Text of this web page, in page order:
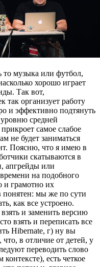
то музыка или футбол,
хорошо играет
Так вот,
так организует работу
и эффективно подтянуть
средней
самое слабое
не будет заниматься
Поясню, что я имею в
скатываются в
апгрейды или
на подобного
и грамотно их
понятен: мы же по сути
как все устроено.
и заменить версию
взять и переписать все
Hibernate, г) ну вы
в отличие от детей, у
переводить слово
есть четкое